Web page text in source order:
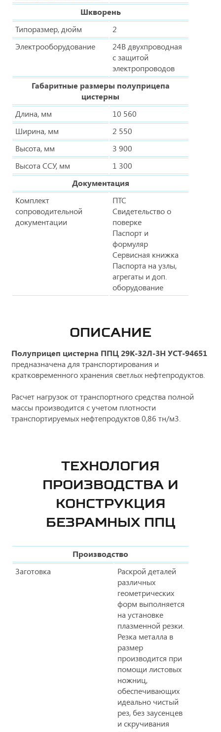
Шкворень
Типоразмер, дюйм
2
Электрооборудование
24В двухпроводная
с защитой
электропроводов
Габаритные размеры полуприцепа
цистерны
Длина, мм
10 560
Ширина, мм
2 550
Высота, мм
3 900
Высота ССУ, мм
1 300
Документация
Комплект
сопроводительной
документации
ПТС
Свидетельство о
поверке
Паспорт и
формуляр
Сервисная книжка
Паспорта на узлы,
агрегаты и доп.
оборудование
ОПИСАНИЕ
Полуприцеп цистерна ППЦ 29К-32Л-3Н УСТ-94651
предназначена для транспортирования и
кратковременного хранения светлых нефтепродуктов.
Расчет нагрузок от транспортного средства полной
массы производится с учетом плотности
транспортируемых нефтепродуктов 0,86 тн/м3.
ТЕХНОЛОГИЯ
ПРОИЗВОДСТВА И
КОНСТРУКЦИЯ
БЕЗРАМНЫХ ППЦ
Производство
Заготовка
Раскрой деталей
различных
геометрических
форм выполняется
на установке
плазменной резки.
Резка металла в
размер
производится при
помощи листовых
ножниц,
обеспечивающих
идеально чистый
рез, без заусенцев
и скручивания